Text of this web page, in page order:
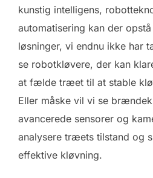
kunstig intelligens,
automatisering kan der
løsninger, vi endnu ikke har
se robotkløvere, der kan
at fælde træet til at stable
Eller måske vil vi se
avancerede sensorer og
analysere træets tilstand og
effektive kløvning.